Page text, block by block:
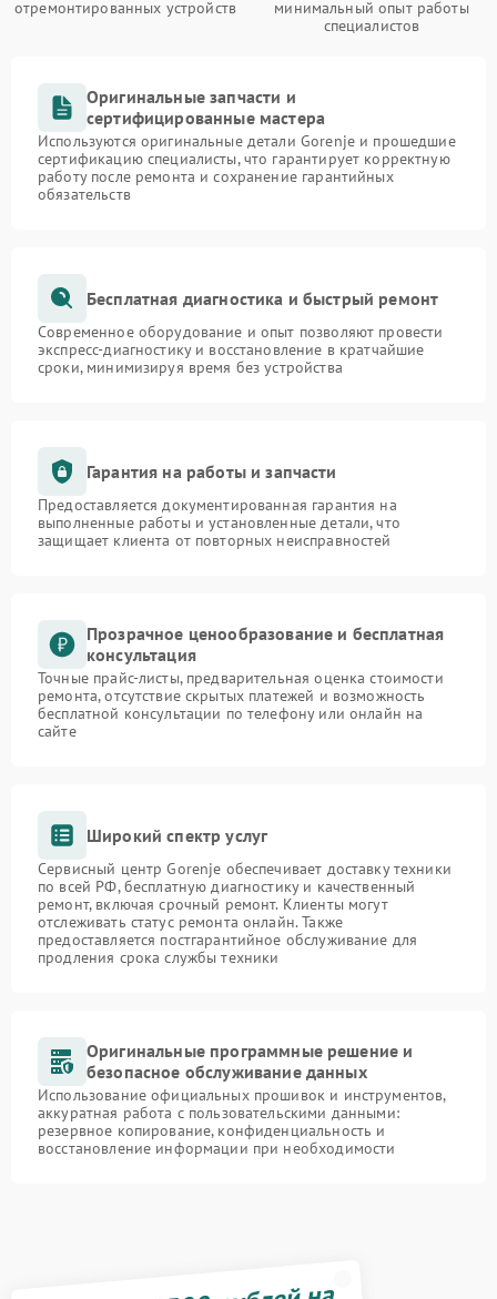
отремонтированных устройств
минимальный опыт работы
специалистов
Оригинальные запчасти и
сертифицированные мастера
Используются оригинальные детали Gorenje и прошедшие
сертификацию специалисты, что гарантирует корректную
работу после ремонта и сохранение гарантийных
обязательств
Бесплатная диагностика и быстрый ремонт
Современное оборудование и опыт позволяют провести
экспресс-диагностику и восстановление в кратчайшие
сроки, минимизируя время без устройства
Гарантия на работы и запчасти
Предоставляется документированная гарантия на
выполненные работы и установленные детали, что
защищает клиента от повторных неисправностей
Прозрачное ценообразование и бесплатная
консультация
Точные прайс-листы, предварительная оценка стоимости
ремонта, отсутствие скрытых платежей и возможность
бесплатной консультации по телефону или онлайн на
сайте
Широкий спектр услуг
Сервисный центр Gorenje обеспечивает доставку техники
по всей РФ, бесплатную диагностику и качественный
ремонт, включая срочный ремонт. Клиенты могут
отслеживать статус ремонта онлайн. Также
предоставляется постгарантийное обслуживание для
продления срока службы техники
Оригинальные программные решение и
безопасное обслуживание данных
Использование официальных прошивок и инструментов,
аккуратная работа с пользовательскими данными:
резервное копирование, конфиденциальность и
восстановление информации при необходимости